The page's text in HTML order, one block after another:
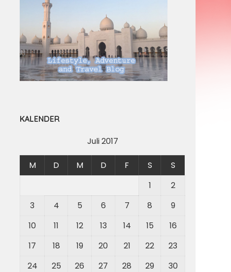
KALENDER
Juli 2017
M D M D F S
S
1
2
3
4 5 6 7 8
9
10
11 12 13 14 15
16
17
18 19 20 21 22
23
24
25 26 27 28 29
30